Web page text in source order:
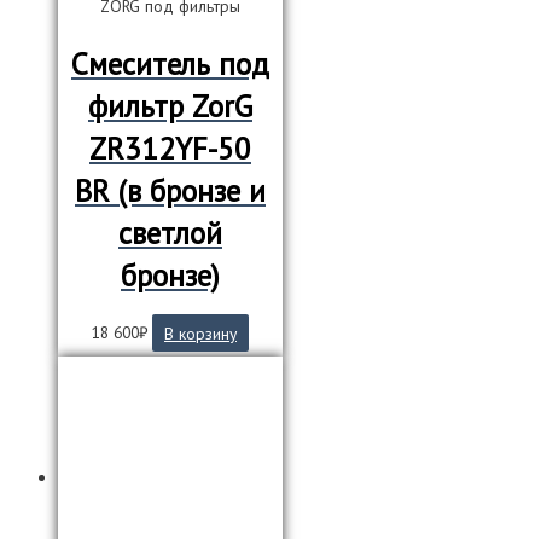
ZORG под фильтры
Смеситель под
фильтр ZorG
ZR312YF-50
BR (в бронзе и
светлой
бронзе)
18 600₽ В корзину